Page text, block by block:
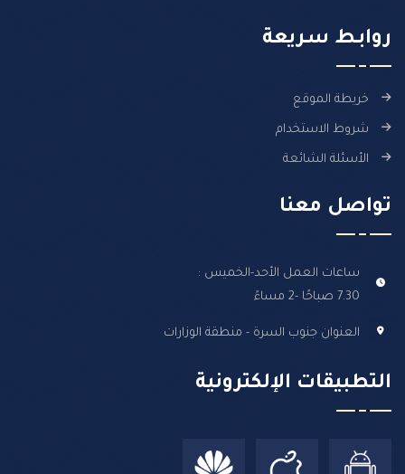
روابـط سـريعة
خريطة الموقع
شروط الاستخدام
الأسئلة الشائعة
تواصل معنا
ساعات العمل الأحد-الخميس :
7.30 صباحًا -2 مساءً
العنوان جنوب السرة - منطقة الوزارات
التطبيقات الإلكترونية